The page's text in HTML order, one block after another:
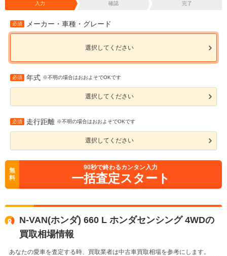
入力 確認 完了
必須 メーカー・車種・グレード
選択してください
必須 年式 ※不明の場合はおおよそでOKです
選択してください
必須 走行距離 ※不明の場合はおおよそでOKです
選択してください
無
料
90秒で終わるカンタン入力
一括査定スタート
N-VAN(ホンダ) 660 L ホンダセンシング 4WDの
買取相場情報
あなたの愛車を査定する時、買取業者は中古車買取相場を参考にします。